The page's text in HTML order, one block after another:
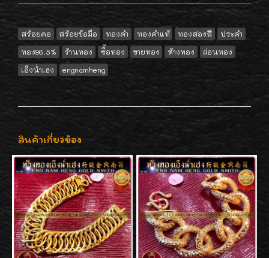
สร้อยคอ สร้อยข้อมือ ทองคำ ทองคำแท้ ทองสองสี
ประคำ
ทอง96.5%
ร้านทอง ซื้อทอง ขายทอง ห้างทอง
ผ่อนทอง
เอ็งน่ำเฮง
engnamheng
สินค้าเกี่ยวข้อง